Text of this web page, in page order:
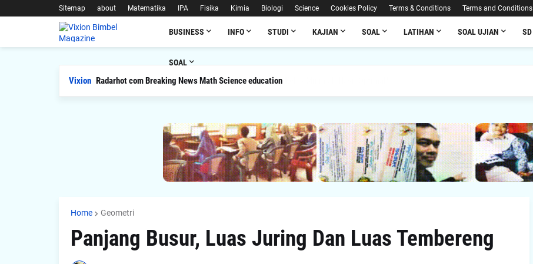
Sitemap about Matematika IPA Fisika Kimia Biologi Science Cookies Policy Terms & Conditions Terms and Conditions
BUSINESS INFO STUDI KAJIAN SOAL LATIHAN SOAL UJIAN SD
SOAL
Vixion Radarhot com Breaking News Math Science education
Home Geometri
Panjang Busur, Luas Juring Dan Luas Tembereng